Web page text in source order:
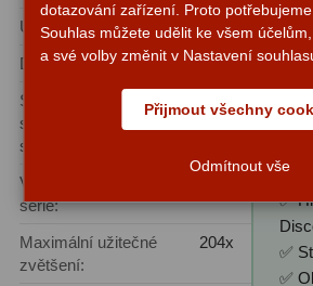
Úhlové rozlišení:
1,14"
Dosah:
12,6 magnituda
Síla
sbírání
světla:
(ve srovnání s
lidským okem)
Výrobní
série:
Maximální užitečné
zvětšení:
204x
✅
✅
✅
✅
dotazování zařízení. Proto potřebujeme
Souhlas můžete udělit ke všem
a své volby změnit v Nastavení
Přijmout všechny
Odmítnout vše